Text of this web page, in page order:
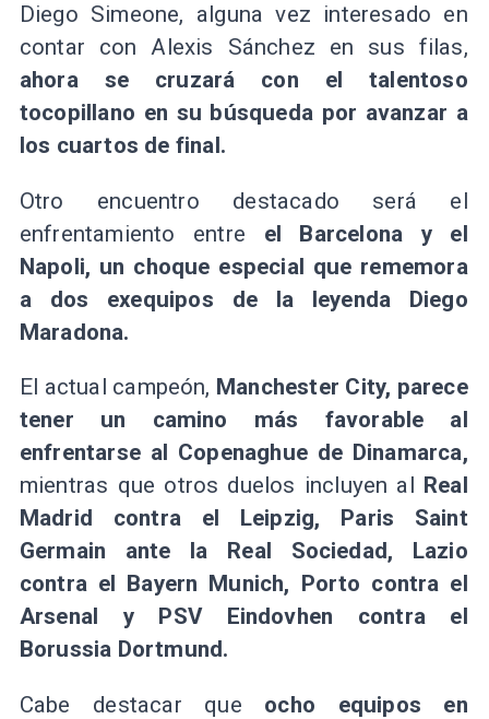
Diego Simeone, alguna vez interesado en
contar con Alexis Sánchez en sus filas,
ahora se cruzará con el talentoso
tocopillano en su búsqueda por avanzar a
los cuartos de final.
Otro encuentro destacado será el
enfrentamiento entre el Barcelona y el
Napoli, un choque especial que rememora
a dos exequipos de la leyenda Diego
Maradona.
El actual campeón, Manchester City, parece
tener un camino más favorable al
enfrentarse al Copenaghue de Dinamarca,
mientras que otros duelos incluyen al Real
Madrid contra el Leipzig, Paris Saint
Germain ante la Real Sociedad, Lazio
contra el Bayern Munich, Porto contra el
Arsenal y PSV Eindovhen contra el
Borussia Dortmund.
Cabe destacar que ocho equipos en